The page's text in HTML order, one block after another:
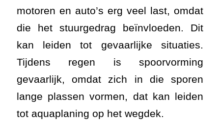
motoren en auto’s erg veel last, omdat
die het stuurgedrag beïnvloeden. Dit
kan leiden tot gevaarlijke situaties.
Tijdens regen is spoorvorming
gevaarlijk, omdat zich in die sporen
lange plassen vormen, dat kan leiden
tot aquaplaning op het wegdek.